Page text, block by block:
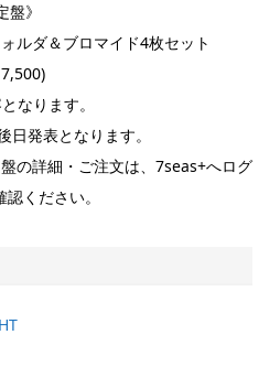
》
ルダ＆ブロマイド4枚セット
なります。
発表となります。
の詳細・ご注文は、7seas+へログ
ください。